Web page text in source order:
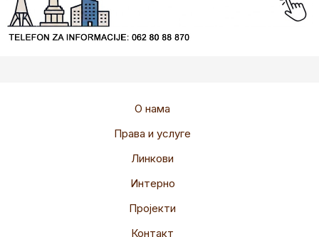
О нама
Права и услуге
Линкови
Интерно
Пројекти
Контакт